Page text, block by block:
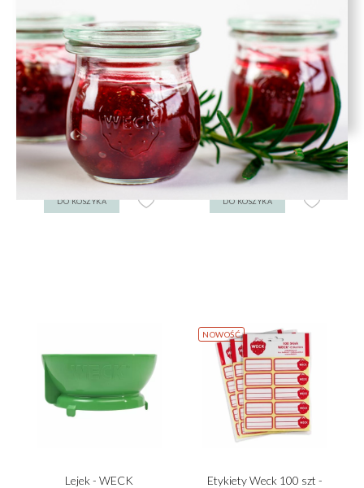
Uszczelka 100 mm - op. 6
szt. - WECK
7,00 zł
DO KOSZYKA
Zapinki 12 szt. - WECK
17,99 zł
DO KOSZYKA
Lejek - WECK
NOWOŚĆ
Etykiety Weck 100 szt -